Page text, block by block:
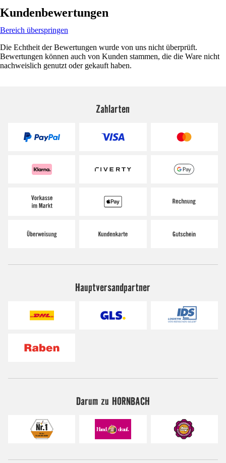
Kundenbewertungen
Bereich überspringen
Die Echtheit der Bewertungen wurde von uns nicht überprüft.
Bewertungen können auch von Kunden stammen, die die Ware nicht
nachweislich genutzt oder gekauft haben.
Zahlarten
Hauptversandpartner
Darum zu HORNBACH